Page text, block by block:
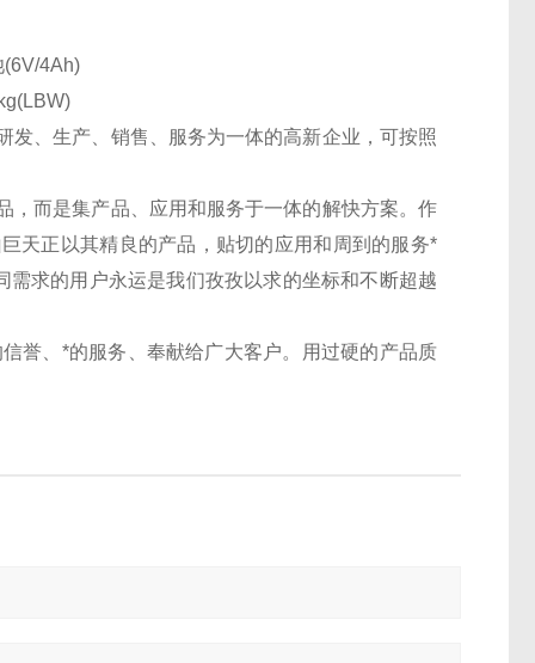
4Ah)
发、生产、销售、服务为一体的高新企业，可按照
，而是集产品、应用和服务于一体的解快方案。作
天正以其精良的产品，贴切的应用和周到的服务*
需求的用户永运是我们孜孜以求的坐标和不断超越
誉、*的服务、奉献给广大客户。用过硬的产品质